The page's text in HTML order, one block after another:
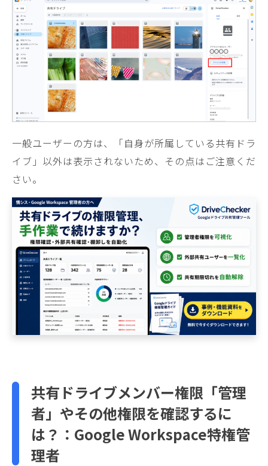
一般ユーザーの方は、「自身が所属している共有ドラ
イブ」以外は表示されないため、その点はご注意くだ
さい。
共有ドライブメンバー権限「管理
者」やその他権限を確認するに
は？：Google Workspace特権管
理者